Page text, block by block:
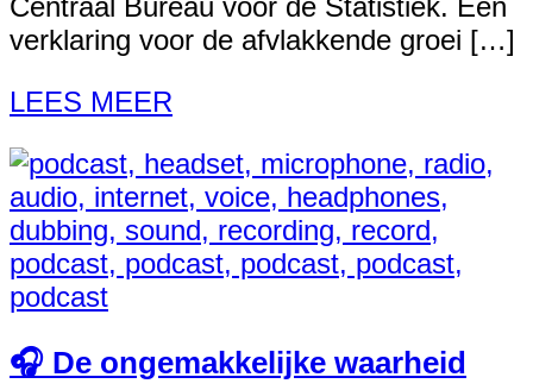
Centraal Bureau voor de Statistiek. Een
verklaring voor de afvlakkende groei […]
LEES MEER
🎧 De ongemakkelijke waarheid